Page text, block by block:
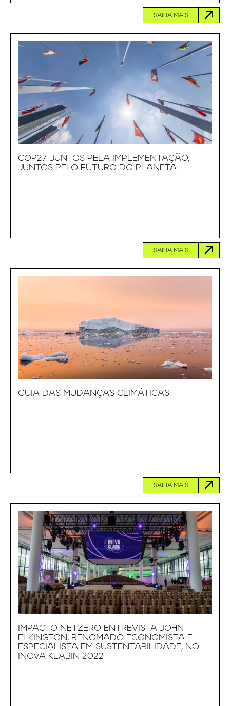
SAIBA MAIS
COP27: JUNTOS PELA IMPLEMENTAÇÃO,
JUNTOS PELO FUTURO DO PLANETA
SAIBA MAIS
GUIA DAS MUDANÇAS CLIMÁTICAS
SAIBA MAIS
IMPACTO NETZERO ENTREVISTA JOHN
ELKINGTON, RENOMADO ECONOMISTA E
ESPECIALISTA EM SUSTENTABILIDADE, NO
INOVA KLABIN 2022